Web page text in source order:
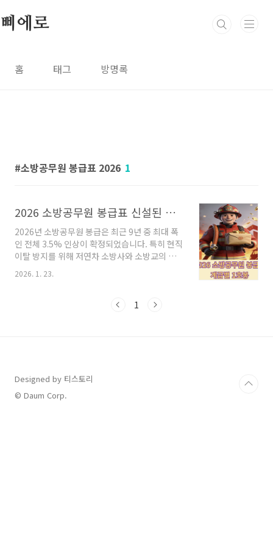
삐에로
홈 태그 방명록
소방공무원 봉급표 2026 1
2026 소방공무원 봉급표 신설된 긴급구조 특수업무수당 포함
2026년 소방공무원 봉급은 최근 9년 중 최대 폭
인 전체 3.5% 인상이 확정되었습니다. 특히 현직
이탈 방지를 위해 저연차 소방사와 소방교의 경
우 추가 처우 개선이 더해져 더욱 큰 상승폭을 보
입니다.인사혁신처의 최신 보도자료와 확정된 보
및 수당 체계를 정리해 드립니다.1. 2026년 소방
었습니다.계급2025년 봉급2026년 예상 봉급인
상률소방사 (1호봉)1,943,200원2,071,500원
6.6%소방교 (1호..
2026. 1. 23.
1
Designed by 티스토리
© Daum Corp.